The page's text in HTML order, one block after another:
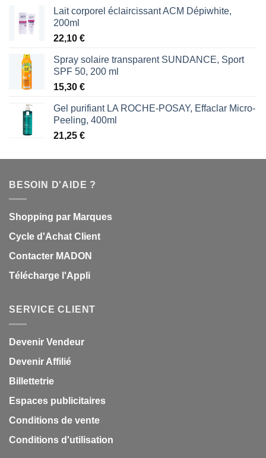
Lait corporel éclaircissant ACM Dépiwhite,
200ml
22,10 €
Spray solaire transparent SUNDANCE, Sport
SPF 50, 200 ml
15,30 €
Gel purifiant LA ROCHE-POSAY, Effaclar Micro-
Peeling, 400ml
21,25 €
BESOIN D'AIDE ?
Shopping par Marques
Cycle d'Achat Client
Contacter MADON
Télécharge l'Appli
SERVICE CLIENT
Devenir Vendeur
Devenir Affilié
Billettetrie
Espaces publicitaires
Conditions de vente
Conditions d'utilisation